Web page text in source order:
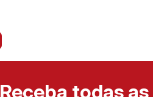
Receba todas